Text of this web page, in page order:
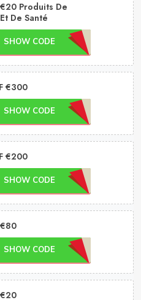
Produits De
De Santé
SHOW CODE
€300
SHOW CODE
€200
SHOW CODE
SHOW CODE